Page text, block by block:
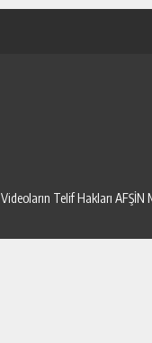
Videoların Telif Hakları